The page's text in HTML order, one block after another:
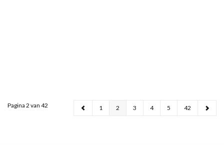
Pagina 2 van 42 1 2 3 4 5 42